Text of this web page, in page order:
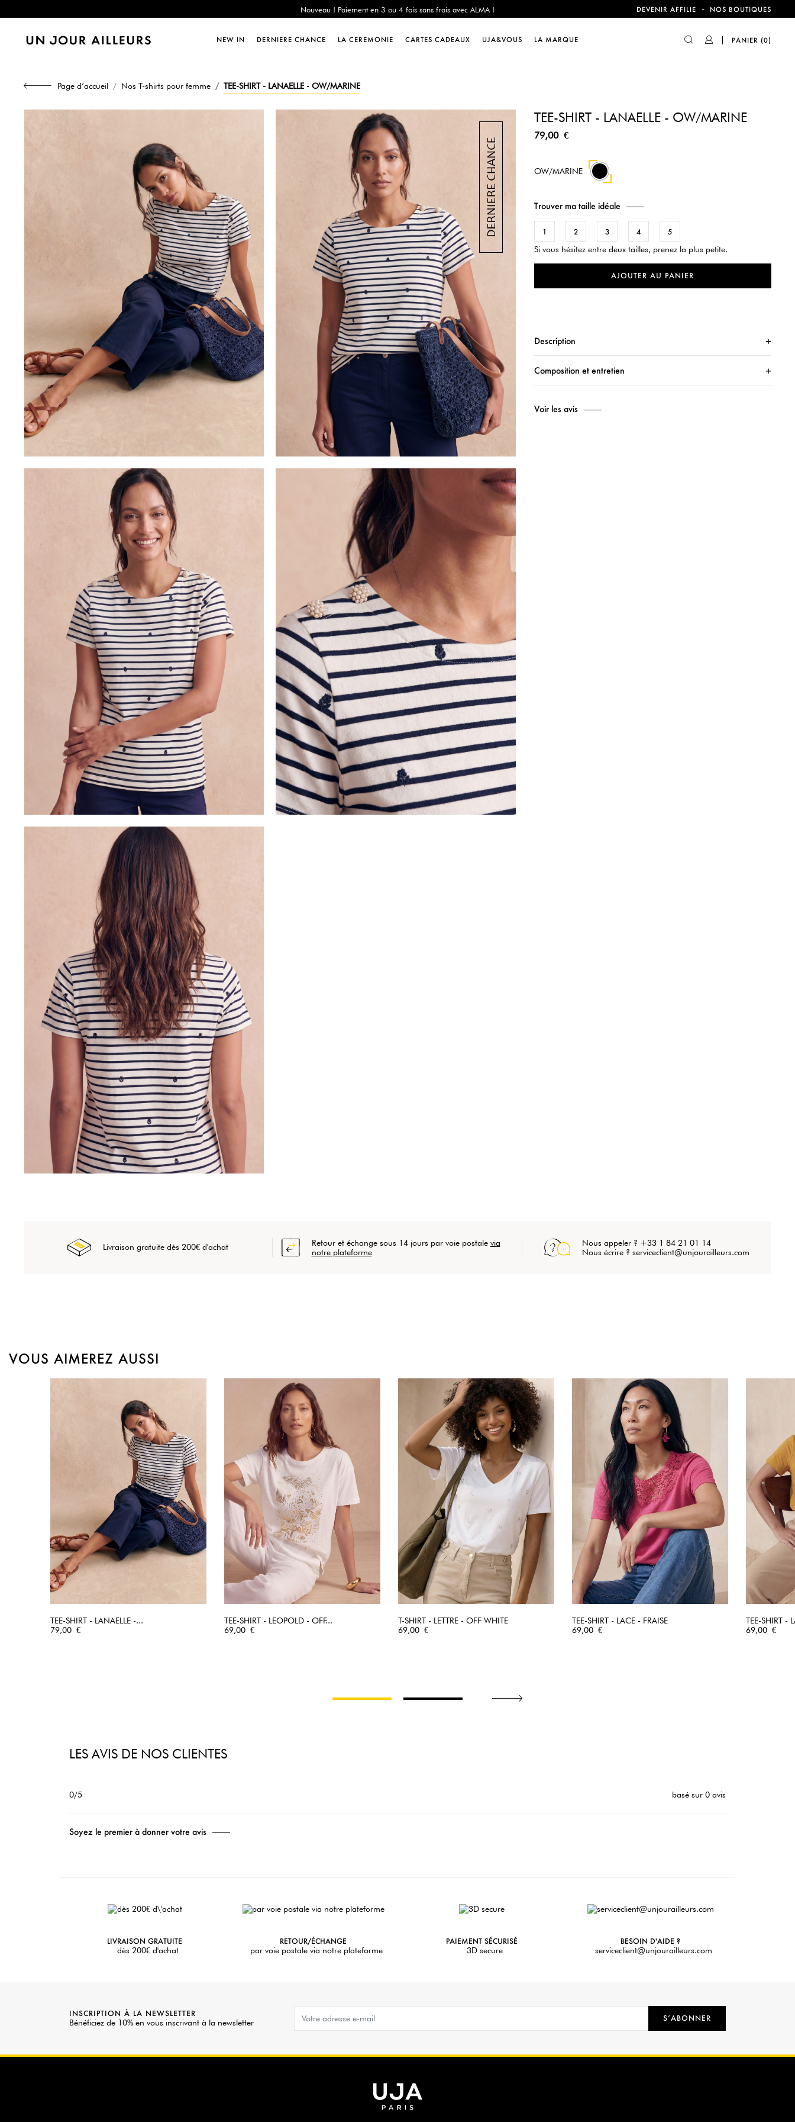
Dernière Chance : -60% sur une sélection jusqu'au 23/08 en vous connectant à votre compte !
Livraison offerte dès 200€ d'achat
Dernière Chance : -60% sur une sélection jusqu'au 23/08 en vous connectant à votre compte !
DEVENIR AFFILIE - NOS BOUTIQUES
NEW IN DERNIERE CHANCE LA CEREMONIE CARTES CADEAUX UJA&VOUS LA MARQUE PANIER (0)
Page d’accueil Nos T-shirts pour femme TEE-SHIRT - LANAELLE - OW/MARINE
TEE-SHIRT - LANAELLE - OW/MARINE
79,00 €
OW/MARINE
Trouver ma taille idéale
1 2 3 4 5
Si vous hésitez entre deux tailles, prenez la plus petite.
AJOUTER AU PANIER
Description
Composition et entretien
Voir les avis
Livraison gratuite dès 200€ d'achat Retour et échange sous 14 jours par voie postale via
notre plateforme
Nous appeler ? +33 1 84 21 01 14
Nous écrire ? serviceclient@unjourailleurs.com
VOUS AIMEREZ AUSSI
TEE-SHIRT - LANAELLE -...
Prix
79,00 €
TEE-SHIRT - LEOPOLD - OFF...
Prix
69,00 €
T-SHIRT - LETTRE - OFF WHITE
Prix
69,00 €
TEE-SHIRT - LACE - FRAISE
Prix
69,00 €
TEE-SHIRT -
Prix
69,00 €
LES AVIS DE NOS CLIENTES
0/5 basé sur 0 avis
Soyez le premier à donner votre avis
LIVRAISON GRATUITE
dès 200€ d'achat
RETOUR/ÉCHANGE
par voie postale via notre plateforme
PAIEMENT SÉCURISÉ
3D secure
BESOIN D'AIDE ?
serviceclient@unjourailleurs.com
INSCRIPTION À LA NEWSLETTER
Bénéficiez de 10% en vous inscrivant à la newsletter S’ABONNER